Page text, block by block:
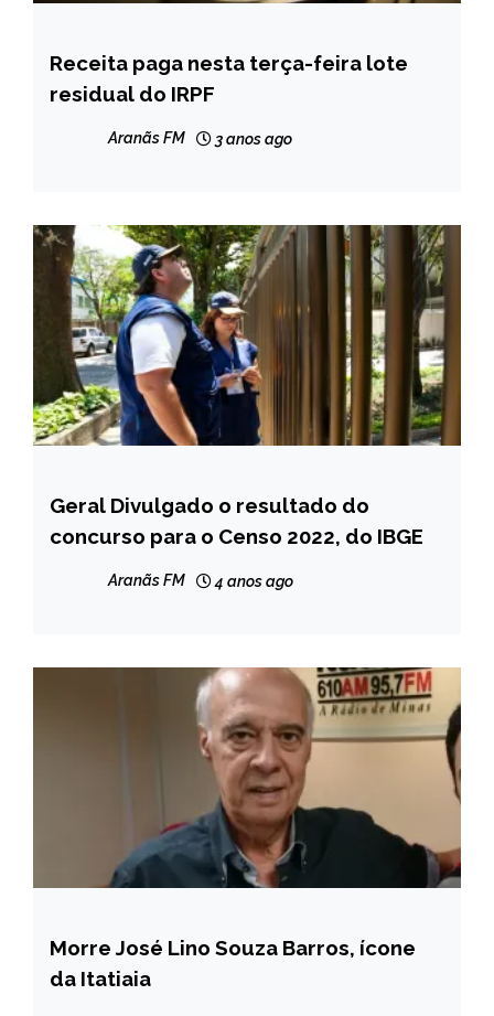
BRASIL
CAPELINHA
Receita paga nesta terça-feira lote
residual do IRPF
Aranãs FM 3 anos ago
BRASIL
NOTÍCIAS
Geral Divulgado o resultado do
concurso para o Censo 2022, do IBGE
Aranãs FM 4 anos ago
BRASIL
MINAS
Morre José Lino Souza Barros, ícone
da Itatiaia